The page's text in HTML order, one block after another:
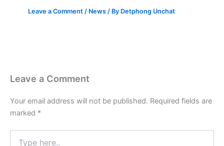
Leave a Comment / News / By Detphong Unchat
Leave a Comment
Your email address will not be published. Required fields are
marked *